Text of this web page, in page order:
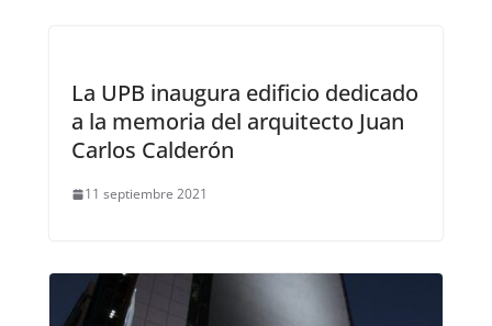
La UPB inaugura edificio dedicado
a la memoria del arquitecto Juan
Carlos Calderón
11 septiembre 2021